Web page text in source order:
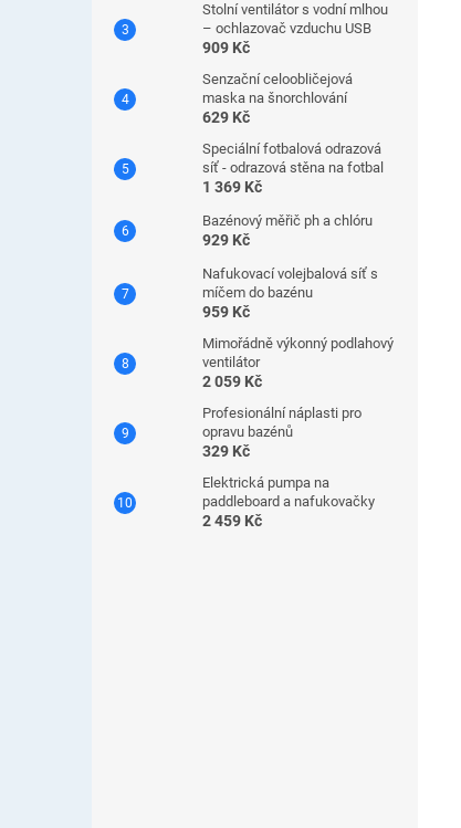
Stolní ventilátor s vodní mlhou
– ochlazovač vzduchu USB
909 Kč
Senzační celoobličejová
maska ​​na šnorchlování
629 Kč
Speciální fotbalová odrazová
síť - odrazová stěna na fotbal
1 369 Kč
Bazénový měřič ph a chlóru
929 Kč
Nafukovací volejbalová síť s
míčem do bazénu
959 Kč
Mimořádně výkonný podlahový
ventilátor
2 059 Kč
Profesionální náplasti pro
opravu bazénů
329 Kč
Elektrická pumpa na
paddleboard a nafukovačky
2 459 Kč